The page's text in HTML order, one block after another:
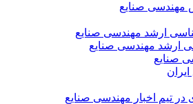
صنایع
ارشد مهندسی صنایع
ارشد مهندسی صنایع
صنایع
تیم اخبار مهندسی صنایع